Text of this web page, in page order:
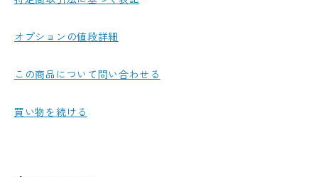
オプションの値段詳細
この商品について問い合わせる
買い物を続ける